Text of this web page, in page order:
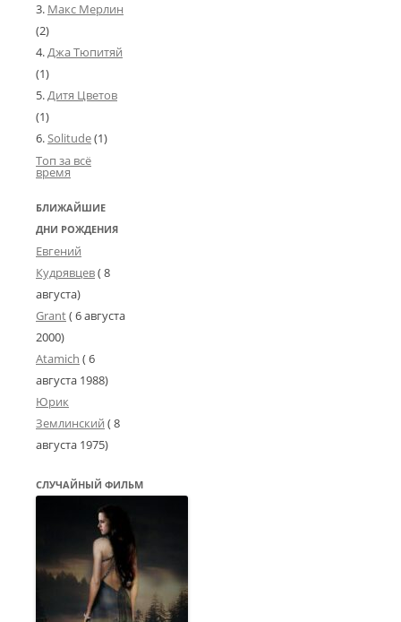
Макс Мерлин
(2)
Джа Тюпитяй
(1)
Дитя Цветов
(1)
Solitude(1)
Топ за всё
время
БЛИЖАЙШИЕ
ДНИ РОЖДЕНИЯ
Евгений
Кудрявцев( 8
августа)
Grant(6 августа
2000)
Atamich (6
августа 1988)
Юрик
Землинский (8
августа 1975)
СЛУЧАЙНЫЙ ФИЛЬМ